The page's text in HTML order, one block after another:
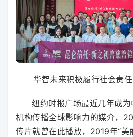
华智未来积极履行社会责
纽约时报广场最近几年成
机构传播全球影响力的媒介，
传片就曾在此播放，2019年“美